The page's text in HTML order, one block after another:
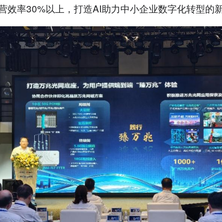
效率30%以上，打造AI助力中小企业数字化转型的